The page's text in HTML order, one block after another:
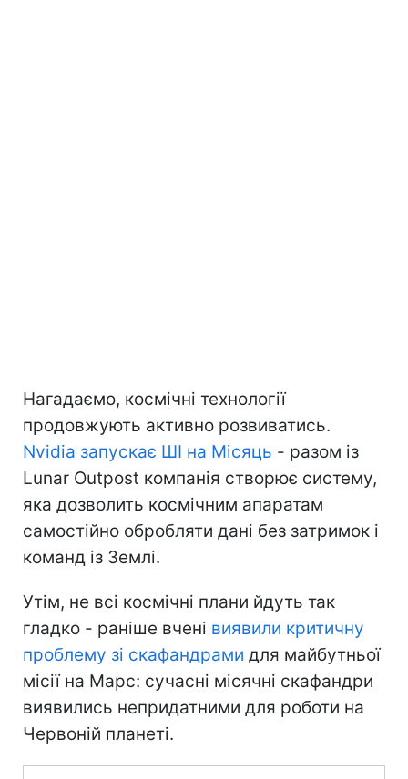
Нагадаємо, космічні технології
продовжують активно розвиватись.
Nvidia запускає ШІ на Місяць - разом із
Lunar Outpost компанія створює систему,
яка дозволить космічним апаратам
самостійно обробляти дані без затримок і
команд із Землі.
Утім, не всі космічні плани йдуть так
гладко - раніше вчені виявили критичну
проблему зі скафандрами для майбутньої
місії на Марс: сучасні місячні скафандри
виявились непридатними для роботи на
Червоній планеті.